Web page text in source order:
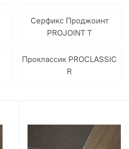
Серфикс Проджоинт
PROJOINT T
Проклассик PROCLASSIC
R